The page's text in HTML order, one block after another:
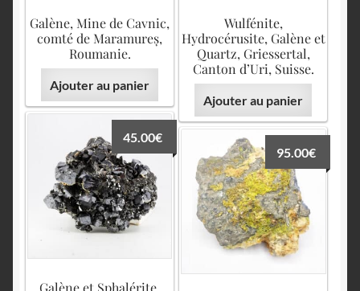
Galène, Mine de Cavnic,
comté de Maramureș,
Roumanie.
Ajouter au panier
Wulfénite,
Hydrocérusite, Galène et
Quartz, Griessertal,
Canton d’Uri, Suisse.
Ajouter au panier
Galène et Sphalérite,
45.00€
95.00€